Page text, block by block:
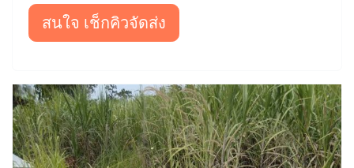
สนใจ เช็กคิวจัดส่ง